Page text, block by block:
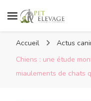
Accueil
Actus
Chiens : une étude
miaulements de chats